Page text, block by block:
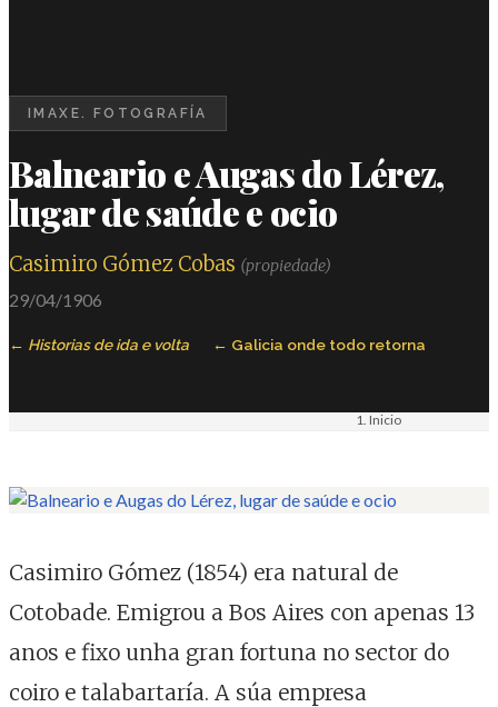
IMAXE. FOTOGRAFÍA
Balneario e Augas do Lérez,
lugar de saúde e ocio
Casimiro Gómez Cobas (propiedade)
29/04/1906
Historias de ida e volta Galicia onde todo retorna
Inicio
Casimiro Gómez (1854) era natural de
Cotobade. Emigrou a Bos Aires con apenas 13
anos e fixo unha gran fortuna no sector do
coiro e talabartaría. A súa empresa